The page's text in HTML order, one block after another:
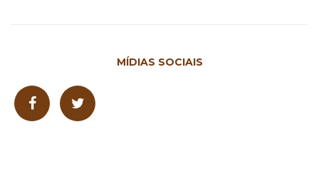
MÍDIAS SOCIAIS